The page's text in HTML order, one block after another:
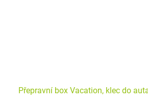
Přepravní box Vacation, klec do